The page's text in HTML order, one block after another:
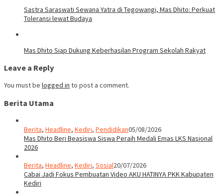
Sastra Saraswati Sewana Yatra di Tegowangi, Mas Dhito: Perkuat
Toleransi lewat Budaya
Mas Dhito Siap Dukung Keberhasilan Program Sekolah Rakyat
Leave a Reply
You must be logged in to post a comment.
Berita Utama
Berita, Headline, Kediri, Pendidikan05/08/2026
Mas Dhito Beri Beasiswa Siswa Peraih Medali Emas LKS Nasional
2026
Berita, Headline, Kediri, Sosial20/07/2026
Cabai Jadi Fokus Pembuatan Video AKU HATINYA PKK Kabupaten
Kediri